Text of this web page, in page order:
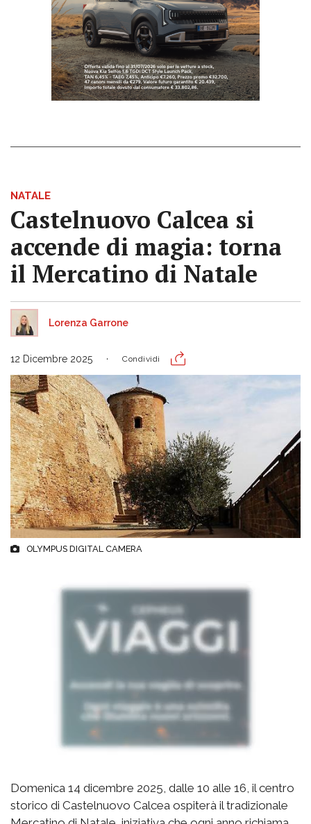
NATALE
Castelnuovo Calcea si
accende di magia: torna
il Mercatino di Natale
Lorenza Garrone
12 Dicembre 2025 Condividi
OLYMPUS DIGITAL CAMERA
Domenica 14 dicembre 2025, dalle 10 alle 16, il centro
storico di Castelnuovo Calcea ospiterà il tradizionale